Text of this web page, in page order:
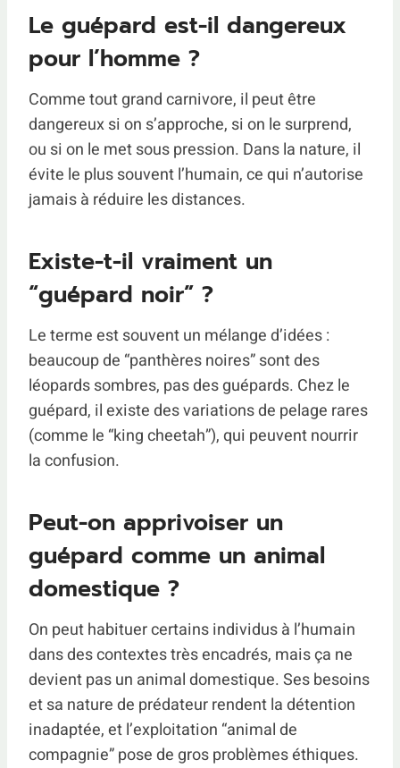
Le guépard est-il dangereux
pour l’homme ?
Comme tout grand carnivore, il peut être
dangereux si on s’approche, si on le surprend,
ou si on le met sous pression. Dans la nature, il
évite le plus souvent l’humain, ce qui n’autorise
jamais à réduire les distances.
Existe-t-il vraiment un
“guépard noir” ?
Le terme est souvent un mélange d’idées :
beaucoup de “panthères noires” sont des
léopards sombres, pas des guépards. Chez le
guépard, il existe des variations de pelage rares
(comme le “king cheetah”), qui peuvent nourrir
la confusion.
Peut-on apprivoiser un
guépard comme un animal
domestique ?
On peut habituer certains individus à l’humain
dans des contextes très encadrés, mais ça ne
devient pas un animal domestique. Ses besoins
et sa nature de prédateur rendent la détention
inadaptée, et l’exploitation “animal de
compagnie” pose de gros problèmes éthiques.